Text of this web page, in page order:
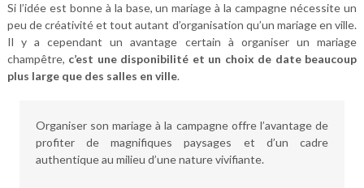
Si l’idée est bonne à la base, un mariage à la campagne nécessite un
peu de créativité et tout autant d’organisation qu’un mariage en ville.
Il y a cependant un avantage certain à organiser un mariage
champêtre, c’est une disponibilité et un choix de date beaucoup
plus large que des salles en ville.
Organiser son mariage à la campagne offre l’avantage de
profiter de magnifiques paysages et d’un cadre
authentique au milieu d’une nature vivifiante.